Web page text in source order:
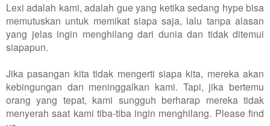
Lexi adalah kami, adalah gue yang ketika sedang hype bisa
memutuskan untuk memikat siapa saja, lalu tanpa alasan
yang jelas ingin menghilang dari dunia dan tidak ditemui
siapapun.
Jika pasangan kita tidak mengerti siapa kita, mereka akan
kebingungan dan meninggalkan kami. Tapi, jika bertemu
orang yang tepat, kami sungguh berharap mereka tidak
menyerah saat kami tiba-tiba ingin menghilang. Please find